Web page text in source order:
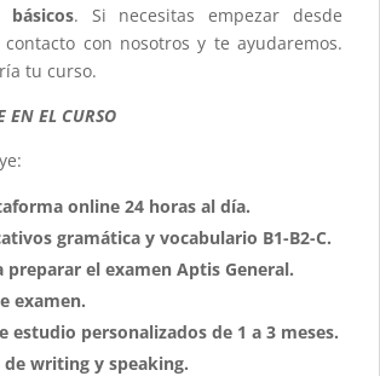
básicos. Si necesitas empezar desde
con nosotros y te ayudaremos.
tu curso.
EN EL CURSO
online 24 horas al día.
gramática y vocabulario B1-B2-C.
preparar el examen Aptis General.
examen.
estudio personalizados de 1 a 3 meses.
de writing y speaking.